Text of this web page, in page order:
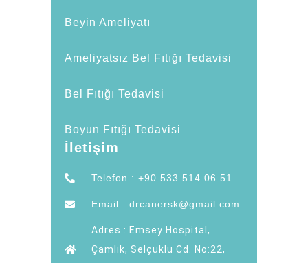
Beyin Ameliyatı
Ameliyatsız Bel Fıtığı Tedavisi
Bel Fıtığı Tedavisi
Boyun Fıtığı Tedavisi
İletişim
Telefon : +90 533 514 06 51
Email : drcanersk@gmail.com
Adres : Emsey Hospital,
Çamlık, Selçuklu Cd. No:22,